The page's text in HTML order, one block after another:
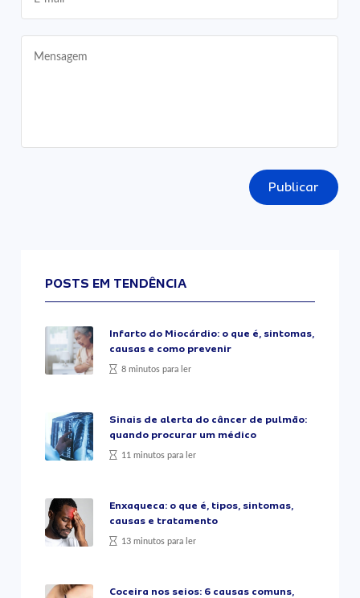
Publicar
POSTS EM TENDÊNCIA
Infarto do Miocárdio: o que é, sintomas,
causas e como prevenir
8 minutos para ler
Sinais de alerta do câncer de pulmão:
quando procurar um médico
11 minutos para ler
Enxaqueca: o que é, tipos, sintomas,
causas e tratamento
13 minutos para ler
Coceira nos seios: 6 causas comuns,